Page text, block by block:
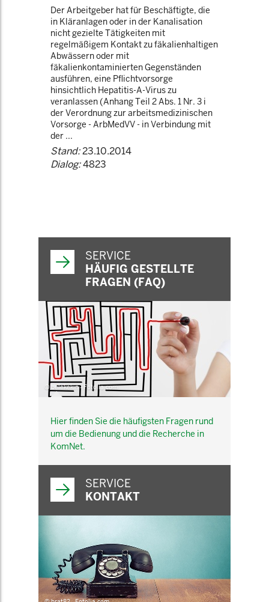
Der Arbeitgeber hat für Beschäftigte, die
in Kläranlagen oder in der Kanalisation
nicht gezielte Tätigkeiten mit
regelmäßigem Kontakt zu fäkalienhaltigen
Abwässern oder mit
fäkalienkontaminierten Gegenständen
ausführen, eine Pflichtvorsorge
hinsichtlich Hepatitis-A-Virus zu
veranlassen (Anhang Teil 2 Abs. 1 Nr. 3 i
der Verordnung zur arbeitsmedizinischen
Vorsorge - ArbMedVV - in Verbindung mit
der ...
Stand:23.10.2014
Dialog:4823
SERVICE
HÄUFIG GESTELLTE
FRAGEN (FAQ)
© belekekin - Fotolia.com
Hier finden Sie die häufigsten Fragen rund
um die Bedienung und die Recherche in
KomNet.
SERVICE
KONTAKT